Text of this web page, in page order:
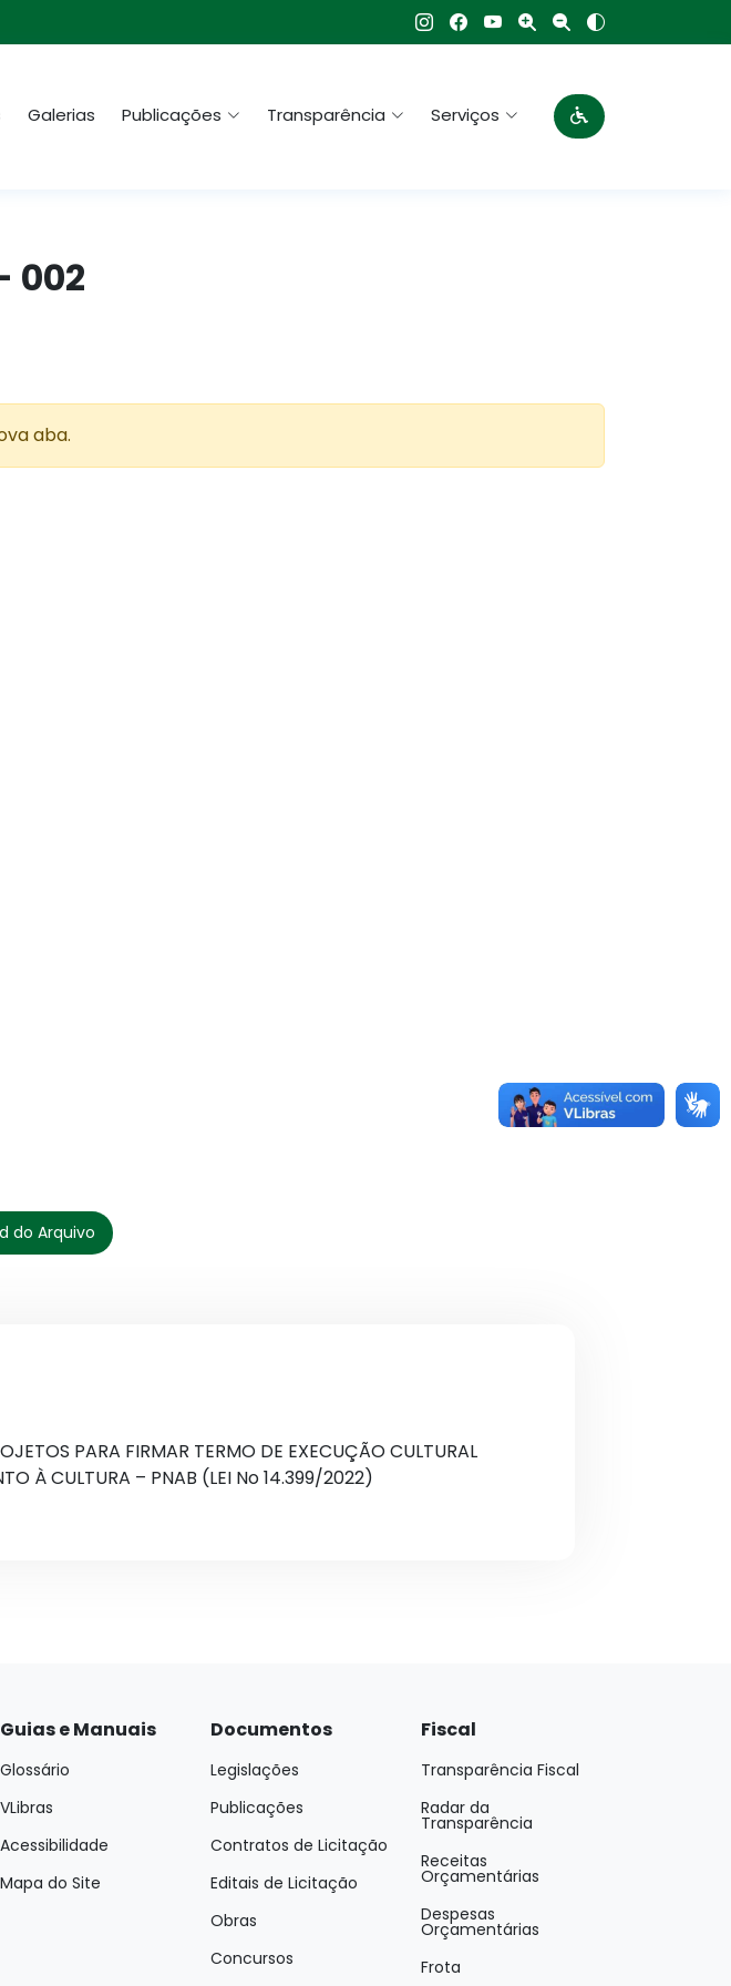
Galerias Publicações Transparência Serviços
002
aba.
do Arquivo
PARA FIRMAR TERMO DE EXECUÇÃO CULTURAL
À CULTURA – PNAB (LEI No 14.399/2022)
Guias e Manuais
Glossário
VLibras
Acessibilidade
Mapa do Site
Documentos
Legislações
Publicações
Contratos de Licitação
Editais de Licitação
Obras
Concursos
Fiscal
Transparência Fiscal
Radar da
Transparência
Receitas
Orçamentárias
Despesas
Orçamentárias
Frota